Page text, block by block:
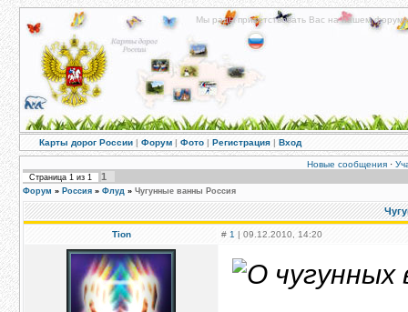
Мы рады приветствовать Вас на нашем
Карты дорог России | Форум | Фото | Регистрация | Вход
Новые сообщения ·
Страница 1 из 1 1
Форум » Россия » Флуд » Чугунные ванны Россия
Tion # 1 | 09.12.2010, 14:20